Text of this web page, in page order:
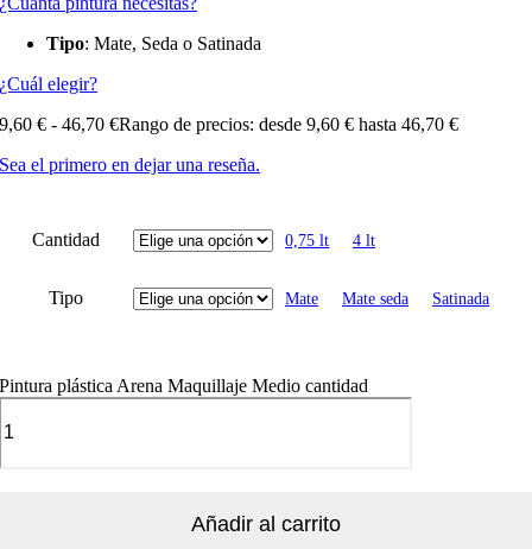
Tipo: Mate, Seda o Satinada
¿Cuál elegir?
9,60€ - 46,70€Rango de precios: desde 9,60 € hasta 46,70 €
Sea el primero en dejar una reseña.
Cantidad 0,75 lt 4 lt
Tipo Mate Mate seda Satinada
Pintura plástica Arena Maquillaje Medio cantidad
Añadir al carrito